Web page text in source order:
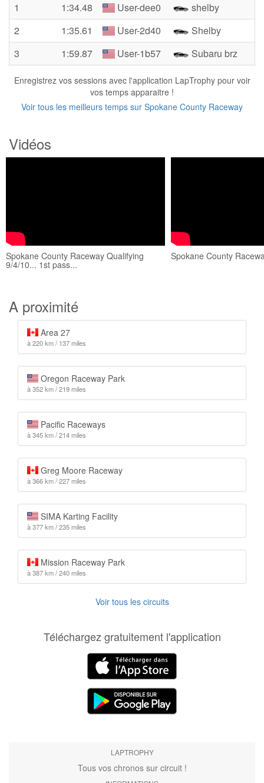
1
1:34.48 User-dee0
shelby
2
1:35.61 User-2d40
Shelby
3
1:59.87 User-1b57 Subaru brz
Enregistrez vos sessions avec l'application LapTrophy pour voir
vos temps apparaitre !
Voir tous les meilleurs temps sur Spokane County Raceway
Vidéos
Spokane County Raceway Qualifying
9/4/10... 1st pass...
Spokane County
A proximité
Area 27
à 220 km / 137 miles
Oregon Raceway Park
à 352 km / 219 miles
Pacific Raceways
à 345 km / 214 miles
Greg Moore Raceway
à 366 km / 227 miles
SIMA Karting Facility
à 377 km / 235 miles
Mission Raceway Park
à 387 km / 240 miles
Voir tous les circuits
Téléchargez gratuitement l'application
LAPTROPHY
Tous vos chronos sur circuit !